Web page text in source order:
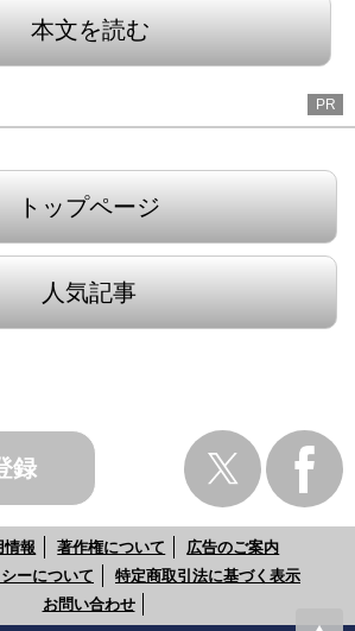
本文を読む
PR
トップページ
人気記事
録
情報 著作権について
広告のご案内
ーについて
特定商取引法に基づく表示
お問い合わせ